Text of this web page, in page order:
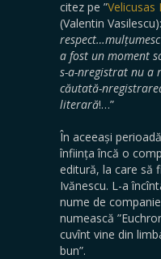
citez pe ”Velicusas
(Valentin
a fost un moment
s-a-nregistrat nu a
căutată-
literară!…”
În aceeași
înființa încă o
editură, la care să
Ivănescu. L-a
nume de
numească
cuvînt vine din
bun”.